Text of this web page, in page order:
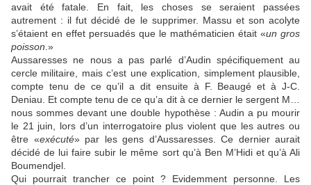
avait été fatale. En fait, les choses se seraient passées
autrement : il fut décidé de le supprimer. Massu et son acolyte
s’étaient en effet persuadés que le mathématicien était «un gros
poisson .»
Aussaresses ne nous a pas parlé d’Audin spécifiquement au
cercle militaire, mais c’est une explication, simplement plausible,
compte tenu de ce qu’il a dit ensuite à F. Beaugé et à J-C.
Deniau. Et compte tenu de ce qu’a dit à ce dernier le sergent M…
nous sommes devant une double hypothèse : Audin a pu mourir
le 21 juin, lors d’un interrogatoire plus violent que les autres ou
être «exécuté» par les gens d’Aussaresses. Ce dernier aurait
décidé de lui faire subir le même sort qu’à Ben M’Hidi et qu’à Ali
Boumendjel.
Qui pourrait trancher ce point ? Evidemment personne. Les